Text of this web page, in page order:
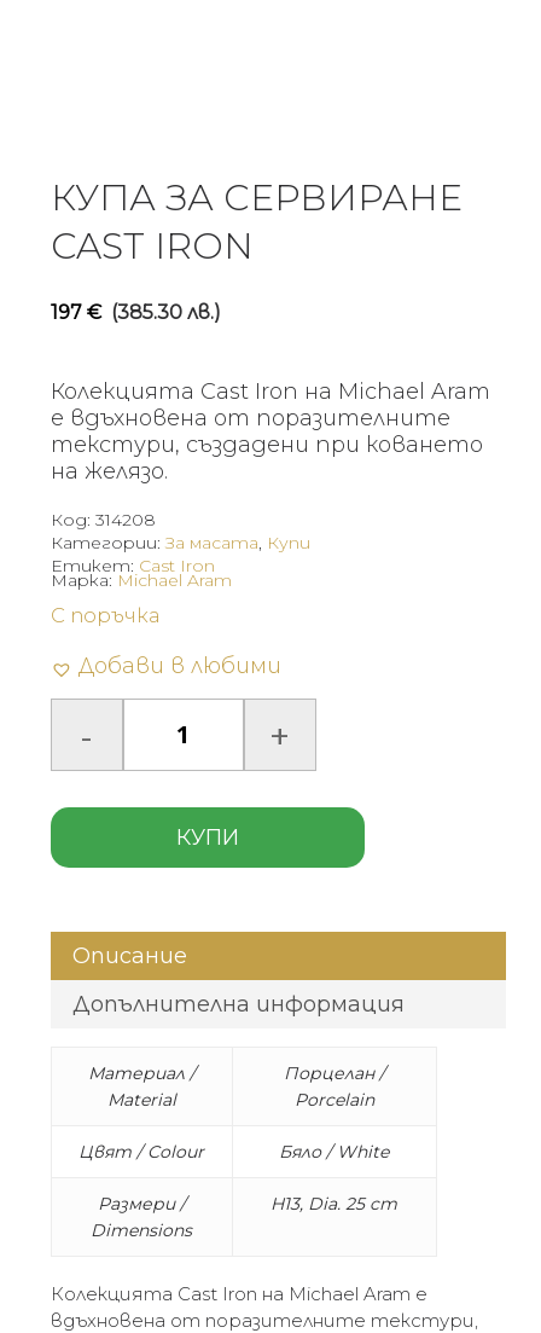
КУПА ЗА СЕРВИРАНЕ
CAST IRON
197 € (385.30 лв.)
Колекцията Cast Iron на Michael Aram
е вдъхновена от поразителните
текстури, създадени при коването
на желязо.
Код: 314208
Категории:За масата, Купи
Етикет: Cast Iron
С поръчка
Добави в любими
КУПИ
Марка: Michael Aram
Описание
Допълнителна информация
Материал /
Material
Порцелан /
Porcelain
Цвят / Colour Бяло / White
Размери /
Dimensions
H13, Dia. 25 cm
Колекцията Cast Iron на Michael Aram е
вдъхновена от поразителните текстури,